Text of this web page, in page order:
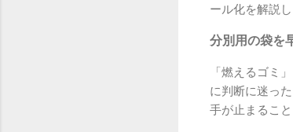
ール化を解説し
分別用の袋を
「燃えるゴミ
に判断に迷っ
手が止まること